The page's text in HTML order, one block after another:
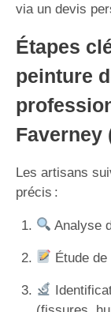
via un devis
Étapes
peinture
Faverney
Les artisans
précis :
Analyse
Étude